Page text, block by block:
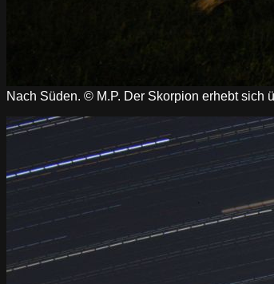
Nach Süden. © M.P. Der Skorpion erhebt sich